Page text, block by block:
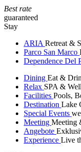
Best rate
guaranteed
Stay
ARIA Retreat &
Parco San Marco
Dependence Del
Dining Eat &
Relax SPA &
Facilities Pools,
Destination Lake
Special Events
Meeting Meeting
Angebote
Experience Live